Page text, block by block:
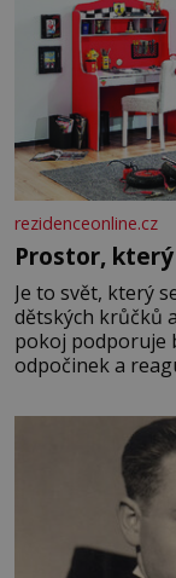
rezidenceonline.cz
Prostor,
Je to svět, který
dětských krůčků
pokoj podporuje
odpočinek a
měkkost a
především